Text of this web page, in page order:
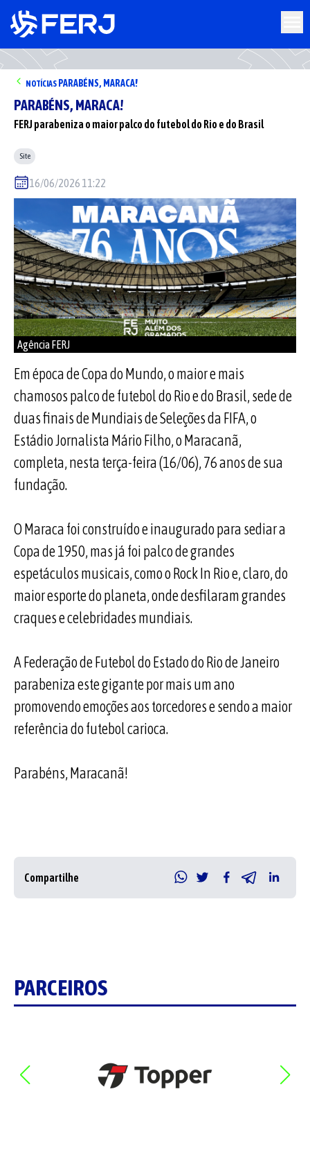
NOTÍCIAS PARABÉNS, MARACA!
PARABÉNS, MARACA!
FERJ parabeniza o maior palco do futebol do Rio e do Brasil
Site
16/06/2026 11:22
Agência FERJ
Em época de Copa do Mundo, o maior e mais
chamosos palco de futebol do Rio e do Brasil, sede de
duas finais de Mundiais de Seleções da FIFA, o
Estádio Jornalista Mário Filho, o Maracanã,
completa, nesta terça-feira (16/06), 76 anos de sua
fundação.
O Maraca foi construído e inaugurado para sediar a
Copa de 1950, mas já foi palco de grandes
espetáculos musicais, como o Rock In Rio e, claro, do
maior esporte do planeta, onde desfilaram grandes
craques e celebridades mundiais.
A Federação de Futebol do Estado do Rio de Janeiro
parabeniza este gigante por mais um ano
promovendo emoções aos torcedores e sendo a maior
referência do futebol carioca.
Parabéns, Maracanã!
Compartilhe
PARCEIROS